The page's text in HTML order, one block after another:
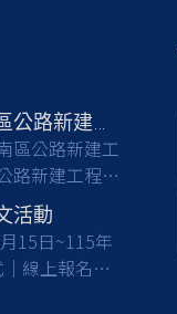
區公路新建工
路新建工程，
關專業背景
公共工程品
意從事公部門
業生及校友
活動
15日~115年